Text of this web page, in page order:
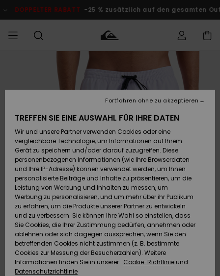
Produktinformation
RABATT -25 % zusätzlich auf den gesamten Outlet-
Kleidung
Accessoires
Schuhe&
Flip-Flops
Surf
Snow
Brandneu
Kleidung
Accessoires
Schuhe&
Flip-Flops
Surf
Snow
Brandneu
FRAUEN
Shop
Brandneu
Highlights
Snow
SURF
Surf Shop
Kinder
Highlights
Community
SNOW
Snow Shop
Snow Shop
Kinder
Snow Shop
Damen
Highlights
Community
DOPPELTER
RABATT
Outlet
KINDER
Outlet
Frauen
HILFE & KONTAKT
Auf meine
Bestellung
Retouren
Bezahlung
Geschenkkarte
Quiksilver
Freedom
Datenschutz
NACHHALTIGKEIT
TREFFEN SIE EINE AUSWAHL FÜR IHRE DATEN
Wir und unsere Partner verwenden Cookies oder eine
vergleichbare Technologie, um Informationen auf Ihrem
Gerät zu speichern und/oder darauf zuzugreifen. Diese
personenbezogenen Informationen (wie Ihre Browserdaten
und Ihre IP-Adresse) können verwendet werden, um Ihnen
personalisierte Beiträge und Inhalte zu präsentieren, um die
Leistung von Werbung und Inhalten zu messen, um
Werbung zu personalisieren, und um mehr über ihr Publikum
zu erfahren, um die Produkte unserer Partner zu entwickeln
und zu verbessern. Sie können Ihre Wahl so einstellen, dass
Sie Cookies, die Ihrer Zustimmung bedürfen, annehmen oder
ablehnen oder sich dagegen aussprechen, wenn Sie den
betreffenden Cookies nicht zustimmen (z. B. bestimmte
Cookies zur Messung der Besucherzahlen). Weitere
Informationen finden Sie in unserer : Cookie-Richtlinie und
Datenschutzrichtlinie
Fortfahren ohne zu akzeptieren